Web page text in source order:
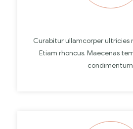
Curabitur ullamcorper ultricies
Etiam rhoncus. Maecenas